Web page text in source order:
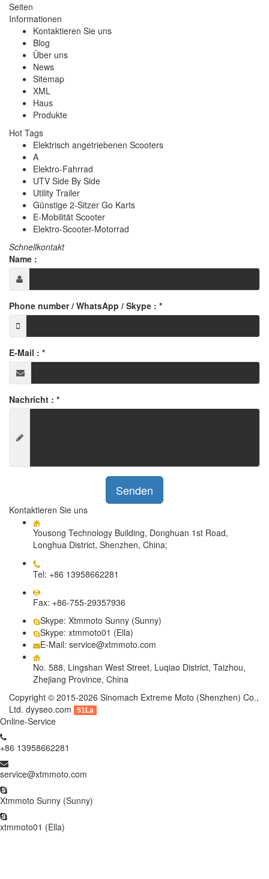
Seiten
Informationen
Kontaktieren Sie uns
Blog
Über uns
News
Sitemap
XML
Haus
Produkte
Hot Tags
Elektrisch angetriebenen Scooters
A
Elektro-Fahrrad
UTV Side By Side
Utility Trailer
Günstige 2-Sitzer Go Karts
E-Mobilität Scooter
Elektro-Scooter-Motorrad
Schnellkontakt
Name :
Phone number / WhatsApp / Skype : *
E-Mail : *
Nachricht : *
Senden
Kontaktieren Sie uns
Yousong Technology Building, Donghuan 1st Road,
Longhua District, Shenzhen, China;
Tel: +86 13958662281
Fax: +86-755-29357936
Skype: Xtmmoto Sunny (Sunny)
Skype: xtmmoto01 (Ella)
E-Mail: service@xtmmoto.com
No. 588, Lingshan West Street, Luqiao District, Taizhou,
Zhejiang Province, China
Copyright © 2015-2026 Sinomach Extreme Moto (Shenzhen) Co.,
Ltd. dyyseo.com 51La
Online-Service
+86 13958662281
service@xtmmoto.com
Xtmmoto Sunny (Sunny)
xtmmoto01 (Ella)